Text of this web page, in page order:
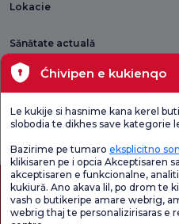
Lokacie
Sănătate actuală
Unități medicale
Sondaj general
Ćhivipen e kukienqo
Le kukije si hasnime kana kerel
slobodia te dikhes save kategorie
Bazirime pe tumaro eksplicitno
klikisaren pe i opcia Akceptisaren
akceptisaren e funkcionalne,
kukiură. Ano akava lil, po drom te
vash o butikeripe amare webrig,
webrig thaj te personalizirisaras e